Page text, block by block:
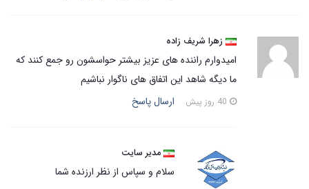
زهرا شریف زاده
امیدوارم راننده های عزیز بیشتر حواسشون رو جمع کنند که
ما دیگه شاهد این اتفاق های ناگوار نباشیم
ارسال پاسخ
مدیر سایت
سلام و سپاس از نظر ارزنده شما